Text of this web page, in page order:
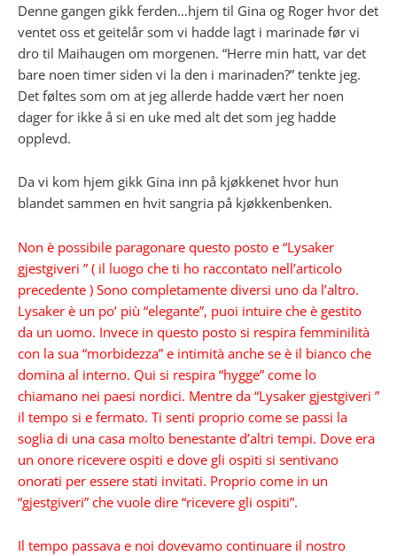
Denne gangen gikk ferden…hjem til Gina og Roger hvor det
ventet oss et geitelår som vi hadde lagt i marinade før vi
dro til Maihaugen om morgenen. “Herre min hatt, var det
bare noen timer siden vi la den i marinaden?” tenkte jeg.
Det føltes som om at jeg allerde hadde vært her noen
dager for ikke å si en uke med alt det som jeg hadde
opplevd.
Da vi kom hjem gikk Gina inn på kjøkkenet hvor hun
blandet sammen en hvit sangria på kjøkkenbenken.
Non è possibile paragonare questo posto e “Lysaker
gjestgiveri ” ( il luogo che ti ho raccontato nell’articolo
precedente ) Sono completamente diversi uno da l’altro.
Lysaker è un po’ più “elegante”, puoi intuire che è gestito
da un uomo. Invece in questo posto si respira femminilità
con la sua “morbidezza” e intimità anche se è il bianco che
domina al interno. Qui si respira “hygge” come lo
chiamano nei paesi nordici. Mentre da “Lysaker gjestgiveri ”
il tempo si e fermato. Ti senti proprio come se passi la
soglia di una casa molto benestante d’altri tempi. Dove era
un onore ricevere ospiti e dove gli ospiti si sentivano
onorati per essere stati invitati. Proprio come in un
“gjestgiveri” che vuole dire “ricevere gli ospiti”.
Il tempo passava e noi dovevamo continuare il nostro